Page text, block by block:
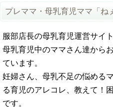
プレママ・母乳育児ママ「ね
服部店長の母乳育児運営サイト
母乳育児中のママさん達から
ています。
妊婦さん、母乳不足の悩める
る育児のアレコレ、教えて！
です。